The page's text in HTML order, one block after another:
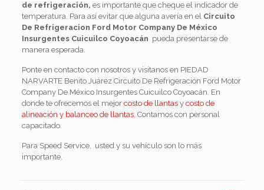
de refrigeración, es importante que cheque el indicador de
temperatura. Para así evitar que alguna avería en el Circuito
De Refrigeracion Ford Motor Company De México
Insurgentes Cuicuilco Coyoacán pueda presentarse de
manera esperada.
Ponte en contacto con nosotros y visitanos en PIEDAD
NARVARTE Benito Juárez Circuito De Refrigeración Ford Motor
Company De México Insurgentes Cuicuilco Coyoacán. En
donde te ofrecemos el mejor costo de llantasy costo de
alineación y balanceo de llantas. Contamos con personal
capacitado.
Para Speed Service, usted y su vehículo son lo más
importante.